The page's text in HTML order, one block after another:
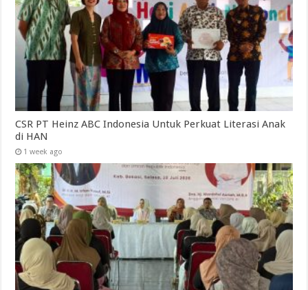
CSR PT Heinz ABC Indonesia Untuk Perkuat Literasi Anak
di HAN
1 week ago